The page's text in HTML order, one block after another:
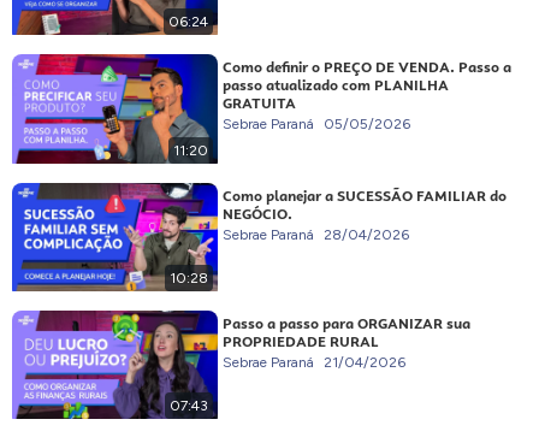
06:24
11:20
Como definir o PREÇO DE VENDA. Passo a
passo atualizado com PLANILHA
GRATUITA
Sebrae Paraná 05/05/2026
10:28
Como planejar a SUCESSÃO FAMILIAR do
NEGÓCIO.
Sebrae Paraná 28/04/2026
07:43
Passo a passo para ORGANIZAR sua
PROPRIEDADE RURAL
Sebrae Paraná 21/04/2026